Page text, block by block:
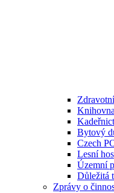
Knihovna
Bytový
Czech
Lesní
Územní
Důležitá
Zprávy o